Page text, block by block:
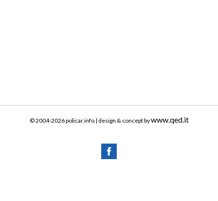
© 2004-2026 policar.info | design & concept bywww.qed.it